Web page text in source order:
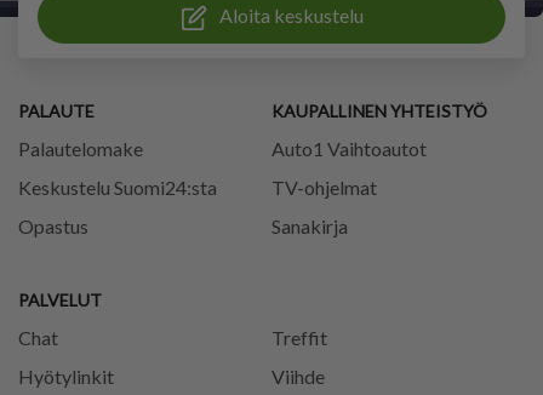
Aloita keskustelu
PALAUTE
Palautelomake
Keskustelu Suomi24:sta
Opastus
PALVELUT
Chat
Treffit
Hyötylinkit
Viihde
KAUPALLINEN YHTEISTYÖ
Auto1 Vaihtoautot
TV-ohjelmat
Sanakirja